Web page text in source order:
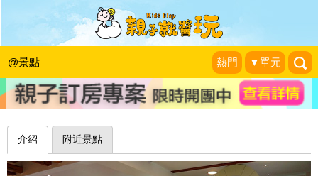
@景點 熱門 ▼單元
每個房間都有溜滑梯、盪鞦韆，孩子們
的尖叫旅社～宜蘭松之墅民宿
Tiss-育兒好好玩！|2015-09-01
介紹 附近景點